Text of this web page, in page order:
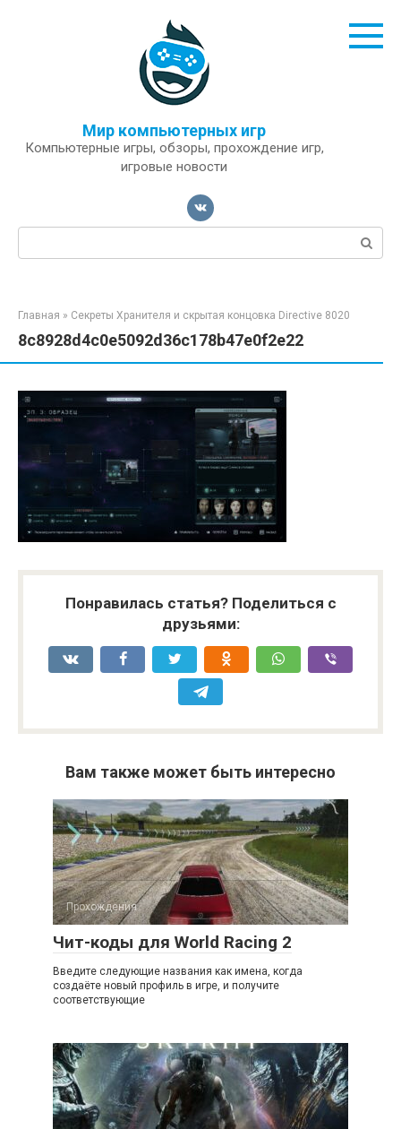
Мир компьютерных игр
Компьютерные игры, обзоры, прохождение игр,
игровые новости
Поиск:
Главная » Секреты Хранителя и скрытая концовка Directive 8020
8c8928d4c0e5092d36c178b47e0f2e22
Понравилась статья? Поделиться с
друзьями:
Вам также может быть интересно
Прохождения
Чит-коды для World Racing 2
Введите следующие названия как имена, когда
создаёте новый профиль в игре, и получите
соответствующие